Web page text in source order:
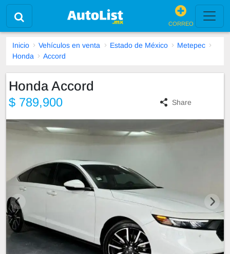
CORREO
Inicio Vehículos en venta Estado de México
Metepec
Honda
Accord
Honda Accord
$ 789,900 Share